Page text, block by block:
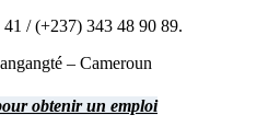
/ (+237) 343 48 90 89.
– Cameroun
obtenir un emploi